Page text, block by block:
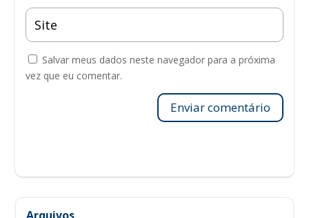
Salvar meus dados neste navegador para a próxima
vez que eu comentar.
Enviar comentário